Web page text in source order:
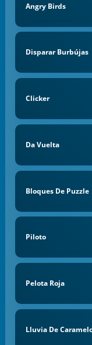
Angry Birds
Disparar Burbújas
Clicker
Da Vuelta
Bloques De Puzzle
Piloto
Pelota Roja
Lluvia De